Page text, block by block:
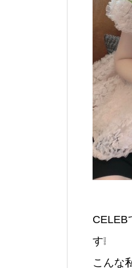
CELEB
す❕
こんな